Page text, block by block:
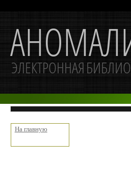
На главную